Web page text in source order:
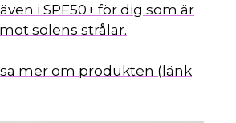
i SPF50+ för dig som är
solens strålar.
mer om produkten (länk